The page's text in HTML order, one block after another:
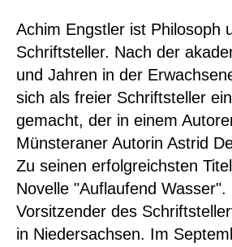
Achim Engstler ist Philosoph
Schriftsteller. Nach der
und Jahren in der
sich als freier Schriftsteller
gemacht, der in einem
Münsteraner Autorin Astrid
Zu seinen erfolgreichsten
Novelle "Auflaufend
Vorsitzender des
in Niedersachsen. Im